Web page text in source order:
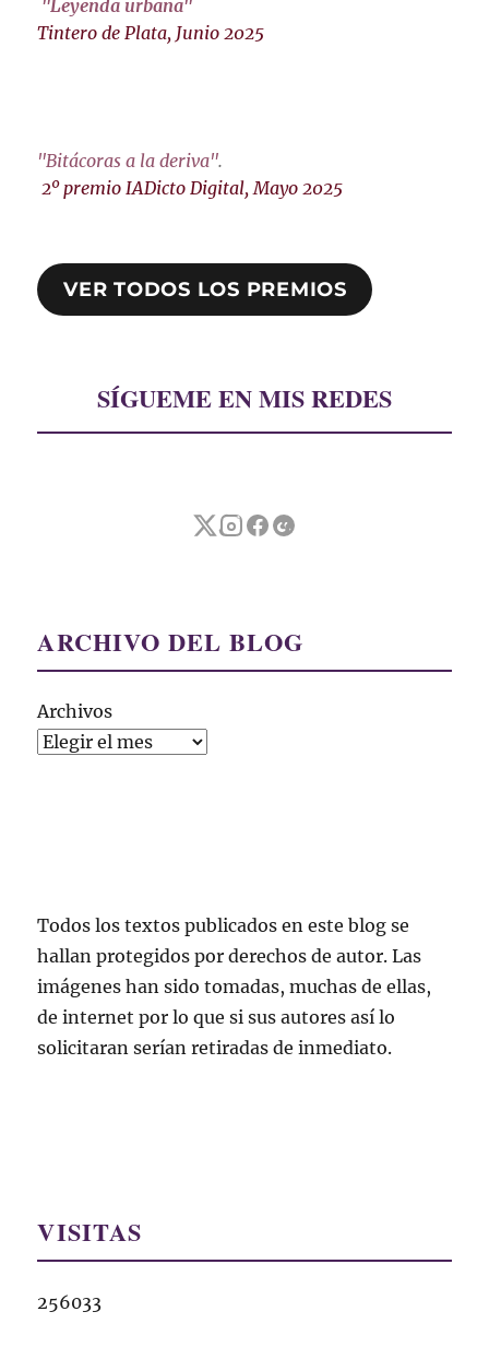
"Leyenda urbana"
Tintero de Plata, Junio 2025
"Bitácoras a la deriva".
2º premio IADicto Digital, Mayo 2025
VER TODOS LOS PREMIOS
SÍGUEME EN MIS REDES
ARCHIVO DEL BLOG
Archivos
Todos los textos publicados en este blog se
hallan protegidos por derechos de autor. Las
imágenes han sido tomadas, muchas de ellas,
de internet por lo que si sus autores así lo
solicitaran serían retiradas de inmediato.
VISITAS
256033